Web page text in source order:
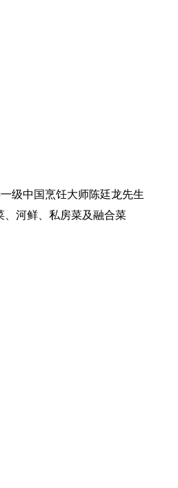
级中国烹饪大师陈廷龙先生
、河鲜、私房菜及融合菜